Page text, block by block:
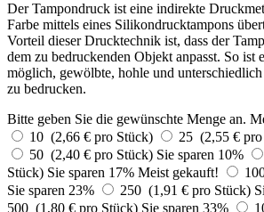
Der Tampondruck ist eine indirekte
Farbe mittels eines Silikondrucktampons
Vorteil dieser Drucktechnik ist, dass der
dem zu bedruckenden Objekt anpasst. So ist
möglich, gewölbte, hohle und
zu bedrucken.
Bitte geben Sie die gewünschte Menge an.
10 (2,66 € pro Stück)
25 (2,55 €
50 (2,40 € pro Stück) Sie sparen 10%
Stück) Sie sparen 17% Meist gekauft!
Sie sparen 23%
250 (1,91 € pro Stück)
500 (1,80 € pro Stück) Sie sparen 33%